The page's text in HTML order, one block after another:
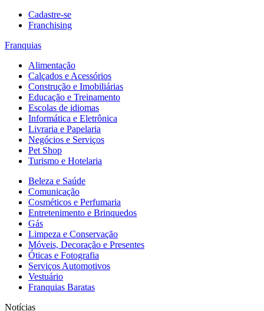
Cadastre-se
Franchising
Franquias
Alimentação
Calçados e Acessórios
Construção e Imobiliárias
Educação e Treinamento
Escolas de idiomas
Informática e Eletrônica
Livraria e Papelaria
Negócios e Serviços
Pet Shop
Turismo e Hotelaria
Beleza e Saúde
Comunicação
Cosméticos e Perfumaria
Entretenimento e Brinquedos
Gás
Limpeza e Conservação
Móveis, Decoração e Presentes
Óticas e Fotografia
Serviços Automotivos
Vestuário
Franquias Baratas
Notícias